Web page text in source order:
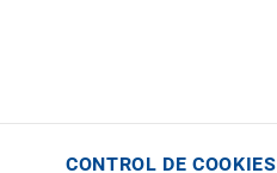
CONTROL DE COOKIES